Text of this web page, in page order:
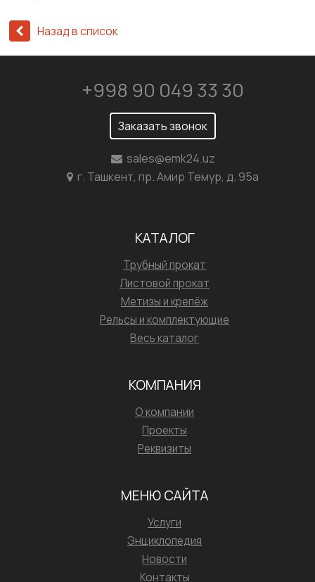
Назад в список
+998 90 049 33 30
Заказать звонок
sales@emk24.uz
г. Ташкент, пр. Амир Темур, д. 95а
КАТАЛОГ
Трубный прокат
Листовой прокат
Метизы и крепёж
Рельсы и комплектующие
Весь каталог
КОМПАНИЯ
О компании
Проекты
Реквизиты
МЕНЮ САЙТА
Услуги
Энциклопедия
Новости
Контакты